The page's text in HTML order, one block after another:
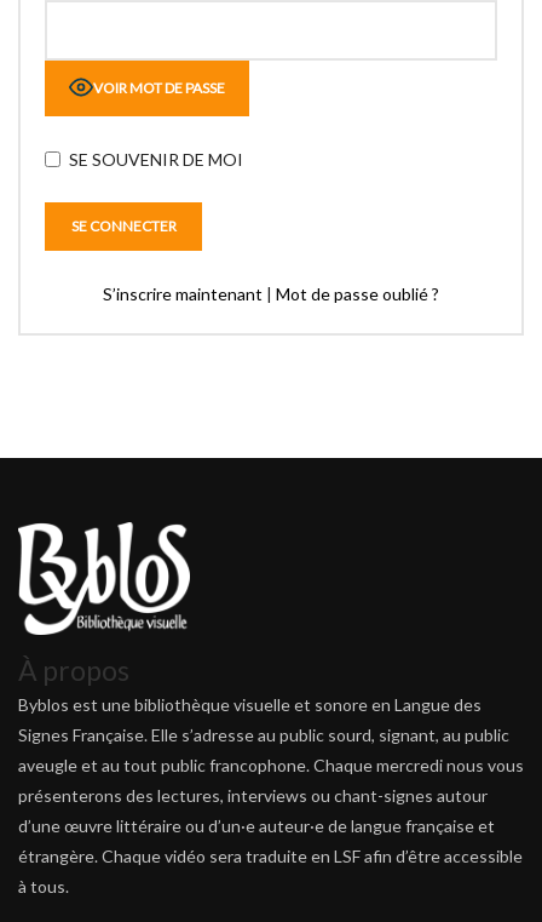
VOIR MOT DE PASSE
SE SOUVENIR DE MOI
S’inscrire maintenant | Mot de passe oublié ?
À propos
Byblos est une bibliothèque visuelle et sonore en Langue des
Signes Française. Elle s’adresse au public sourd, signant, au public
aveugle et au tout public francophone. Chaque mercredi nous vous
présenterons des lectures, interviews ou chant-signes autour
d’une œuvre littéraire ou d’un·e auteur·e de langue française et
étrangère. Chaque vidéo sera traduite en LSF afin d’être accessible
à tous.